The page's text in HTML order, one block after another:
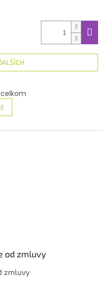
od zmluvy
zmluvy